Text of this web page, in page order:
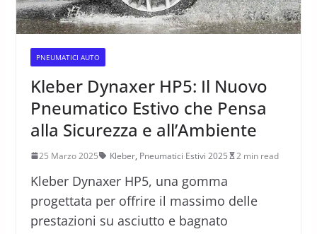
PNEUMATICI AUTO
Kleber Dynaxer HP5: Il Nuovo
Pneumatico Estivo che Pensa
alla Sicurezza e all’Ambiente
25 Marzo 2025 Kleber, Pneumatici Estivi 2025 2 min read
Kleber Dynaxer HP5, una gomma
progettata per offrire il massimo delle
prestazioni su asciutto e bagnato